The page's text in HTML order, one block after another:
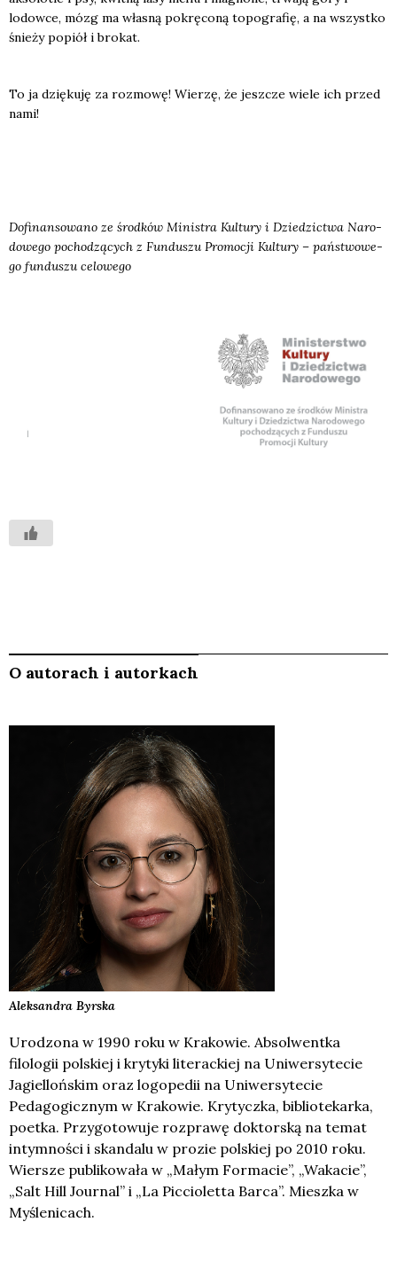
lodow­ce, mózg ma wła­sną pokrę­co­ną topo­gra­fię, a na wszyst­ko
śnie­ży popiół i bro­kat.
To ja dzię­ku­ję za roz­mo­wę! Wie­rzę, że jesz­cze wie­le ich przed
nami!
Dofi­nan­so­wa­no ze środ­ków Mini­stra Kul­tu­ry i Dzie­dzic­twa Naro­
do­we­go pocho­dzą­cych z Fun­du­szu Pro­mo­cji Kul­tu­ry – pań­stwo­we­
go fun­du­szu celo­we­go
O autorach i autorkach
Aleksandra Byrska
Urodzona w 1990 roku w Krakowie. Absolwentka
filologii polskiej i krytyki literackiej na Uniwersytecie
Jagiellońskim oraz logopedii na Uniwersytecie
Pedagogicznym w Krakowie. Krytyczka, bibliotekarka,
poetka. Przygotowuje rozprawę doktorską na temat
intymności i skandalu w prozie polskiej po 2010 roku.
Wiersze publikowała w „Małym Formacie”, „Wakacie”,
„Salt Hill Journal” i „La Piccioletta Barca”. Mieszka w
Myślenicach.